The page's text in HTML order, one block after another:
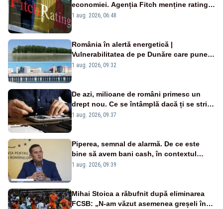
economiei. Agenția Fitch menține ratingul
„BBB-” cu perspectivă negativă
1 aug. 2026, 06:48
România în alertă energetică |
Vulnerabilitatea de pe Dunăre care pune
în pericol Centrala Cernavodă era
1 aug. 2026, 09:32
De azi, milioane de români primesc un
drept nou. Ce se întâmplă dacă ți se strică
un produs
1 aug. 2026, 09:37
Piperea, semnal de alarmă. De ce este
bine să avem bani cash, în contextul
alertei energetice?
1 aug. 2026, 09:39
Mihai Stoica a răbufnit după eliminarea
FCSB: „N-am văzut asemenea greșeli în